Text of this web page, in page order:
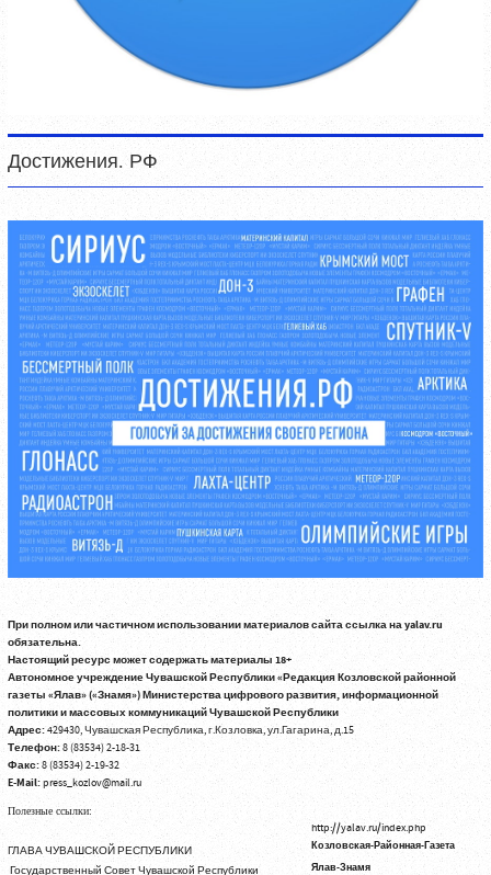
Достижения. РФ
При полном или частичном использовании материалов сайта ссылка на yalav.ru
обязательна.
Настоящий ресурс может содержать материалы 18+
Автономное учреждение Чувашской Республики «Редакция Козловской районной
газеты «Ялав» («Знамя») Министерства цифрового развития, информационной
политики и массовых коммуникаций Чувашской Республики
Адрес:429430, Чувашская Республика, г.Козловка, ул.Гагарина, д.15
Телефон:8 (83534) 2-18-31
Факс:8 (83534) 2-19-32
E-Mail:press_kozlov@mail.ru
Полезные ссылки:
ГЛАВА ЧУВАШСКОЙ РЕСПУБЛИКИ
Государственный Совет Чувашской Республики
http://yalav.ru/index.php
Козловская-Районная-Газета
Ялав-Знамя